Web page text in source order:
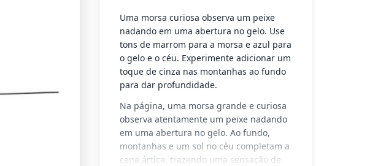
Uma morsa curiosa observa um peixe
nadando em uma abertura no gelo. Use
tons de marrom para a morsa e azul para
o gelo e o céu. Experimente adicionar um
toque de cinza nas montanhas ao fundo
para dar profundidade.
Na página, uma morsa grande e curiosa
observa atentamente um peixe nadando
em uma abertura no gelo. Ao fundo,
montanhas e um sol no céu completam a
cena ártica, trazendo uma sensação de